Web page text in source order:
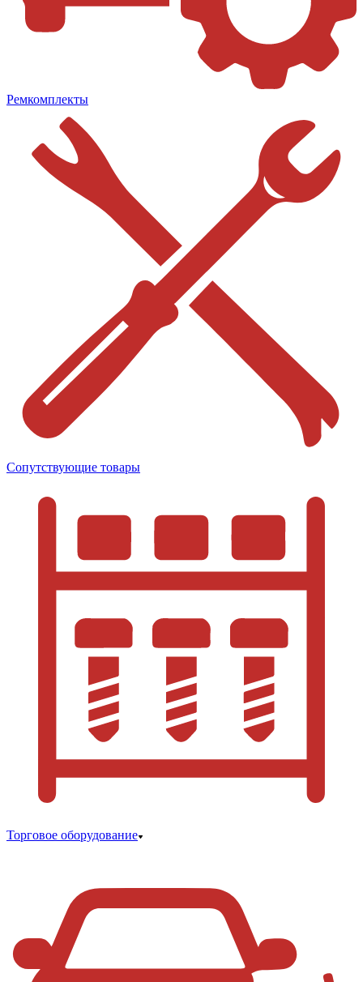
Ремкомплекты
Сопутствующие товары
Торговое оборудование